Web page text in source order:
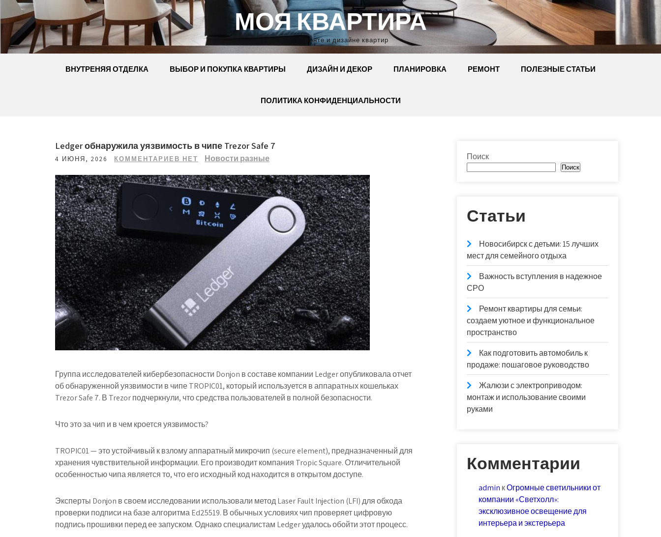
Перейти
к
содержимому
МОЯ КВАРТИРА
Сайт о ремонте и дизайне квартир
ВНУТРЕНЯЯ ОТДЕЛКА ВЫБОР И ПОКУПКА КВАРТИРЫ ДИЗАЙН И ДЕКОР ПЛАНИРОВКА РЕМОНТ ПОЛЕЗНЫЕ СТАТЬИ
ПОЛИТИКА КОНФИДЕНЦИАЛЬНОСТИ
Ledger обнаружила уязвимость в чипе Trezor Safe 7
4 ИЮНЯ, 2026 КОММЕНТАРИЕВ НЕТ Новости разные
Группа исследователей кибербезопасности Donjon в составе компании Ledger опубликовала отчет
об обнаруженной уязвимости в чипе TROPIC01, который используется в аппаратных кошельках
Trezor Safe 7. В Trezor подчеркнули, что средства пользователей в полной безопасности.
Что это за чип и в чем кроется уязвимость?
TROPIC01 — это устойчивый к взлому аппаратный микрочип (secure element), предназначенный для
хранения чувствительной информации. Его производит компания Tropic Square. Отличительной
особенностью чипа является то, что его исходный код находится в открытом доступе.
Эксперты Donjon в своем исследовании использовали метод Laser Fault Injection (LFI) для обхода
проверки подписи на базе алгоритма Ed25519. В обычных условиях чип проверяет цифровую
подпись прошивки перед ее запуском. Однако специалистам Ledger удалось обойти этот процесс.
Поиск
Поиск
Статьи
Новосибирск с детьми: 15 лучших
мест для семейного отдыха
Важность вступления в надежное
СРО
Ремонт квартиры для семьи:
создаем уютное и функциональное
пространство
Как подготовить автомобиль к
продаже: пошаговое руководство
Жалюзи с электроприводом:
монтаж и использование своими
руками
Комментарии
admin кОгромные светильники от
компании «Светхолл»:
эксклюзивное освещение для
интерьера и экстерьера